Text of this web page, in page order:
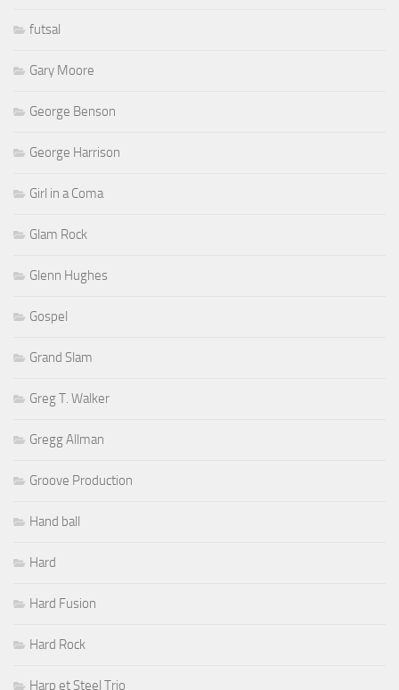
futsal
Gary Moore
George Benson
George Harrison
Girl in a Coma
Glam Rock
Glenn Hughes
Gospel
Grand Slam
Greg T. Walker
Gregg Allman
Groove Production
Hand ball
Hard
Hard Fusion
Hard Rock
Harp et Steel Trio